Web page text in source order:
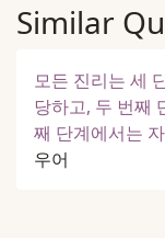
Similar
모든 진리는 세
당하고, 두 번째
째 단계에서는
우어